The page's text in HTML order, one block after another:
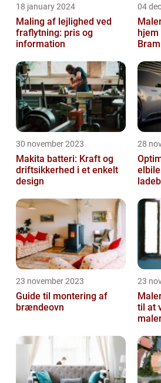
18 january 2024
Maling af lejlighed ved
fraflytning: pris og
information
04
hjem
30 november 2023
Makita batteri: Kraft og
driftsikkerhed i et enkelt
design
28
23 november 2023
Guide til montering af
brændeovn
23
til at